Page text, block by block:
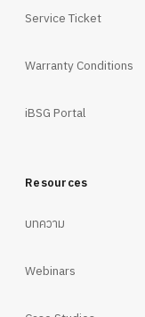
Service Ticket
Warranty Conditions
iBSG Portal
Resources
บทความ
Webinars